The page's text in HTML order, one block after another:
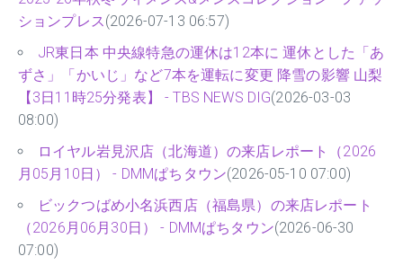
ションプレス(2026-07-13 06:57)
JR東日本 中央線特急の運休は12本に 運休とした「あ
ずさ」「かいじ」など7本を運転に変更 降雪の影響 山梨
【3日11時25分発表】 - TBS NEWS DIG(2026-03-03
08:00)
ロイヤル岩見沢店（北海道）の来店レポート（2026
月05月10日） - DMMぱちタウン(2026-05-10 07:00)
ビックつばめ小名浜西店（福島県）の来店レポート
（2026月06月30日） - DMMぱちタウン(2026-06-30
07:00)